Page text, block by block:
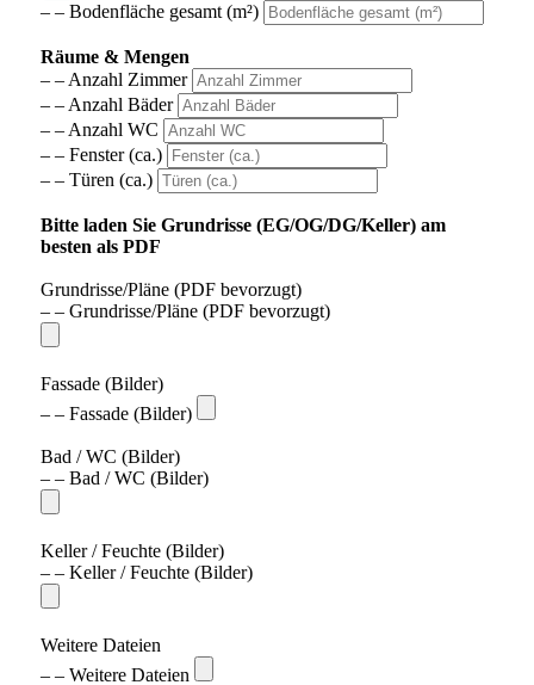
– – Bodenfläche gesamt (m²)
Räume & Mengen
– – Anzahl Zimmer
– – Anzahl Bäder
– – Anzahl WC
– – Fenster (ca.)
– – Türen (ca.)
Bitte laden Sie Grundrisse (EG/OG/DG/Keller) am
besten als PDF
Grundrisse/Pläne (PDF bevorzugt)
– – Grundrisse/Pläne (PDF bevorzugt)
Fassade (Bilder)
– – Fassade (Bilder)
Bad / WC (Bilder)
– – Bad / WC (Bilder)
Keller / Feuchte (Bilder)
– – Keller / Feuchte (Bilder)
Weitere Dateien
– – Weitere Dateien